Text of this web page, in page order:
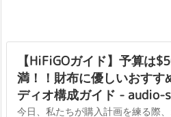
【HiFiGOガイド】予算は
満！！財布に優しいおすす
ディオ構成ガイド - audio-
今日、私たちが購入計画を練る際